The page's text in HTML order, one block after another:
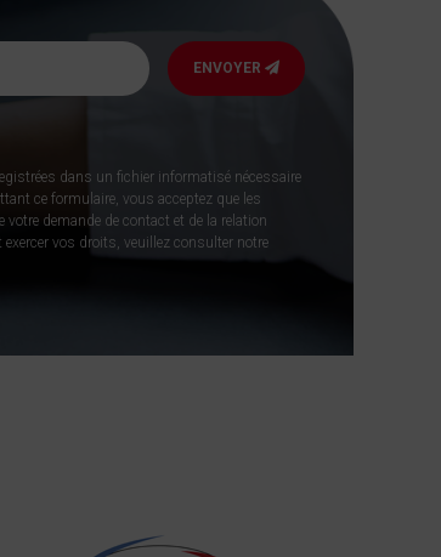
ENVOYER
dans un fichier informatisé nécessaire
ce formulaire, vous acceptez que les
demande de contact et de la relation
vos droits, veuillez consulter notre